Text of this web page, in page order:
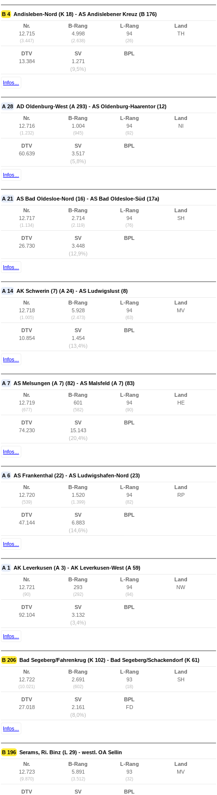
B 4 Andisleben-Nord (K 18) - AS Andislebener Kreuz (B 176)
Nr.
12.715
(3.447)
B-Rang
4.998
(2.638)
L-Rang
94
(26)
Land
TH
DTV
13.384
SV
1.271
(9,5%)
BPL
Infos...
A 28 AD Oldenburg-West (A 293) - AS Oldenburg-Haarentor (12)
Nr.
12.716
(1.232)
B-Rang
1.004
(945)
L-Rang
94
(92)
Land
NI
DTV
60.639
SV
3.517
(5,8%)
BPL
Infos...
A 21 AS Bad Oldesloe-Nord (16) - AS Bad Oldesloe-Süd (17a)
Nr.
12.717
(1.134)
B-Rang
2.714
(2.119)
L-Rang
94
(76)
Land
SH
DTV
26.730
SV
3.448
(12,9%)
BPL
Infos...
A 14 AK Schwerin (7) (A 24) - AS Ludwigslust (8)
Nr.
12.718
(1.005)
B-Rang
5.928
(2.473)
L-Rang
94
(63)
Land
MV
DTV
10.854
SV
1.454
(13,4%)
BPL
Infos...
A 7 AS Melsungen (A 7) (82) - AS Malsfeld (A 7) (83)
Nr.
12.719
(677)
B-Rang
601
(582)
L-Rang
94
(90)
Land
HE
DTV
74.230
SV
15.143
(20,4%)
BPL
Infos...
A 6 AS Frankenthal (22) - AS Ludwigshafen-Nord (23)
Nr.
12.720
(539)
B-Rang
1.520
(1.399)
L-Rang
94
(82)
Land
RP
DTV
47.144
SV
6.883
(14,6%)
BPL
Infos...
A 1 AK Leverkusen (A 3) - AK Leverkusen-West (A 59)
Nr.
12.721
(90)
B-Rang
293
(292)
L-Rang
94
(94)
Land
NW
DTV
92.104
SV
3.132
(3,4%)
BPL
Infos...
B 206 Bad Segeberg/Fahrenkrug (K 102) - Bad Segeberg/Schackendorf (K 61)
Nr.
12.722
(10.021)
B-Rang
2.691
(602)
L-Rang
93
(18)
Land
SH
DTV
27.018
SV
2.161
(8,0%)
BPL
FD
Infos...
B 196 Serams, Ri. Binz (L 29) - westl. OA Sellin
Nr.
12.723
(9.870)
B-Rang
5.891
(3.512)
L-Rang
93
(32)
Land
MV
DTV SV BPL